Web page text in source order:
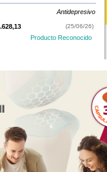
Antidepresivo
(25/06/26)
Producto Reconocido
Cobertura Monto Fijo
Antidepresivo
. Es
disponible.
cobertura PAMI.